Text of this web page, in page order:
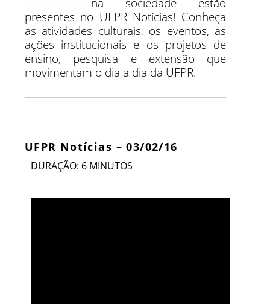
presentes no UFPR Notícias! Conheça
as atividades culturais, os eventos, as
ações institucionais e os projetos de
ensino, pesquisa e extensão que
movimentam o dia a dia da UFPR.
UFPR Notícias – 03/02/16
DURAÇÃO: 6 MINUTOS